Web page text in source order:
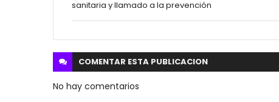
sanitaria y llamado a la prevención
COMENTAR ESTA PUBLICACION
No hay comentarios